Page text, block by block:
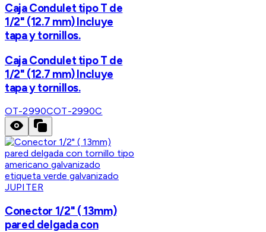
Caja Condulet tipo T de
1/2" (12.7 mm) Incluye
tapa y tornillos.
Caja Condulet tipo T de
1/2" (12.7 mm) Incluye
tapa y tornillos.
OT-2990COT-2990C
JUPITER
Conector 1/2" ( 13mm)
pared delgada con